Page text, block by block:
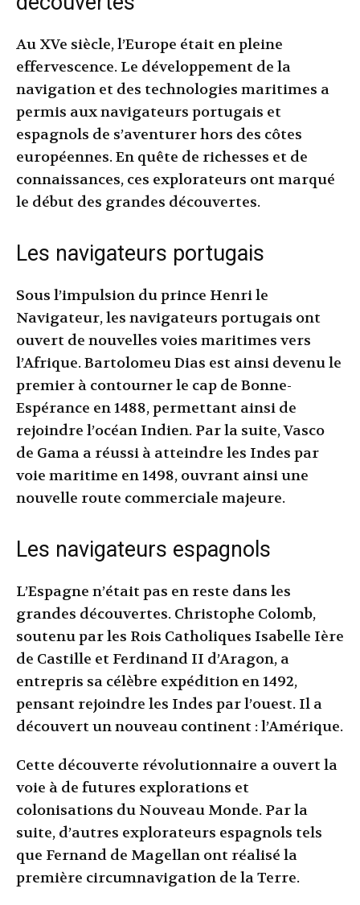
Au XVe siècle, l’Europe était en pleine
effervescence. Le développement de la
navigation et des technologies maritimes a
permis aux navigateurs portugais et
espagnols de s’aventurer hors des côtes
européennes. En quête de richesses et de
connaissances, ces explorateurs ont marqué
le début des grandes découvertes.
Les navigateurs portugais
Sous l’impulsion du prince Henri le
Navigateur, les navigateurs portugais ont
ouvert de nouvelles voies maritimes vers
l’Afrique. Bartolomeu Dias est ainsi devenu le
premier à contourner le cap de Bonne-
Espérance en 1488, permettant ainsi de
rejoindre l’océan Indien. Par la suite, Vasco
de Gama a réussi à atteindre les Indes par
voie maritime en 1498, ouvrant ainsi une
nouvelle route commerciale majeure.
Les navigateurs espagnols
L’Espagne n’était pas en reste dans les
grandes découvertes. Christophe Colomb,
soutenu par les Rois Catholiques Isabelle Ière
de Castille et Ferdinand II d’Aragon, a
entrepris sa célèbre expédition en 1492,
pensant rejoindre les Indes par l’ouest. Il a
découvert un nouveau continent : l’Amérique.
Cette découverte révolutionnaire a ouvert la
voie à de futures explorations et
colonisations du Nouveau Monde. Par la
suite, d’autres explorateurs espagnols tels
que Fernand de Magellan ont réalisé la
première circumnavigation de la Terre.